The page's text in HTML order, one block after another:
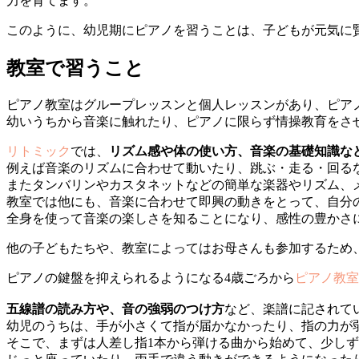
このように、幼児期にピアノを習うことは、子どもが元気
教室で習うこと
ピアノ教室はグループレッスンと個人レッスンがあり、ピア
幼いうちから音楽に触れたり、ピアノに限らず情操教育を
リトミック では、
リズム感や体の使い方、音楽の基礎知識な
例えば音楽のリズムに合わせて動いたり、跳ぶ・走る・回る
またタンバリンやカスタネットなどの簡単な楽器やリズム
教室では他にも、音楽に合わせて即興の動きをとって、自
全身を使って音楽の楽しさを知ることになり、感性の豊かさ
他の子どもたちや、教室によってはお母さんも参加するた
ピアノの鍵盤を抑えられるようになる4歳ごろから ピアノ教室
五線譜の読み方や、音の強弱のつけ方など、楽譜に記されて
幼児のうちは、手が小さくて指が届かなかったり、指の力が
そこで、まずは人差し指1本から弾ける曲から始めて、少し